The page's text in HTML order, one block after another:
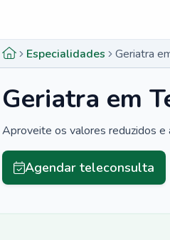
Especialidades Geriatra
Geriatra em
Aproveite os valores reduzidos e
Agendar teleconsulta